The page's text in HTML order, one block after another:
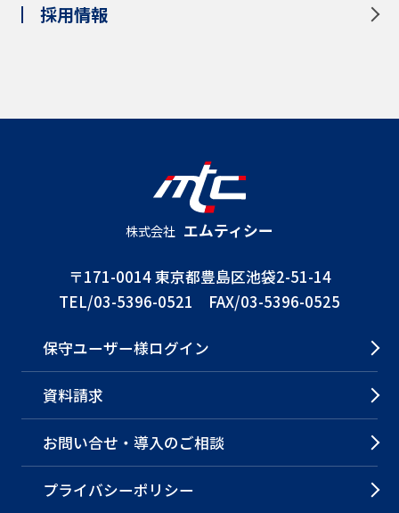
採用情報
株式会社 エムティシー
〒171-0014 東京都豊島区池袋2-51-14
TEL/03-5396-0521 FAX/03-5396-0525
保守ユーザー様ログイン
資料請求
お問い合せ・導入のご相談
プライバシーポリシー